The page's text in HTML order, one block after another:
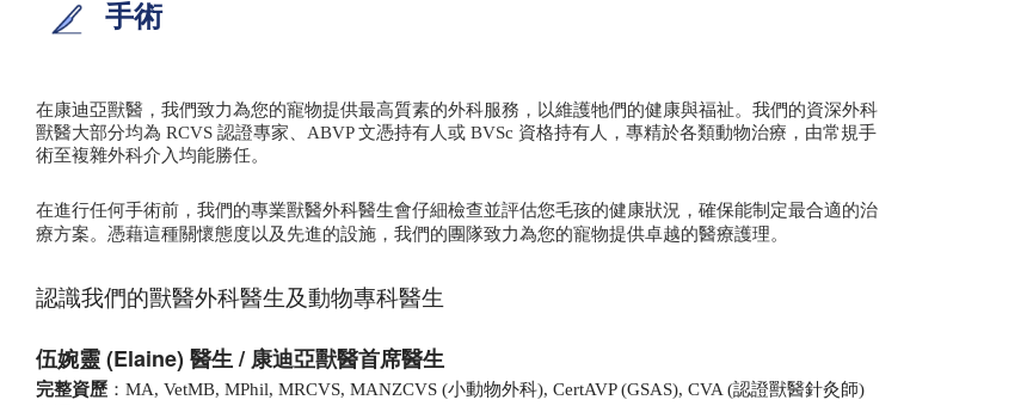
手術
在康迪亞獸醫，我們致力為您的寵物提供最高質素的外科服務，以維護牠們的健康與福祉。我們的資深外科
獸醫大部分均為 RCVS 認證專家、ABVP 文憑持有人或 BVSc 資格持有人，專精於各類動物治療，由常規手
術至複雜外科介入均能勝任。
在進行任何手術前，我們的專業獸醫外科醫生會仔細檢查並評估您毛孩的健康狀況，確保能制定最合適的治
療方案。憑藉這種關懷態度以及先進的設施，我們的團隊致力為您的寵物提供卓越的醫療護理。
認識我們的獸醫外科醫生及動物專科醫生
伍婉靈 (Elaine) 醫生 / 康迪亞獸醫首席醫生
完整資歷 ：MA, VetMB, MPhil, MRCVS, MANZCVS (小動物外科), CertAVP (GSAS), CVA (認證獸醫針灸師)